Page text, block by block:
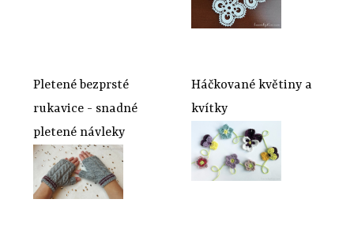
Pletené bezprsté
rukavice - snadné
pletené návleky
Háčkované květiny a
kvítky